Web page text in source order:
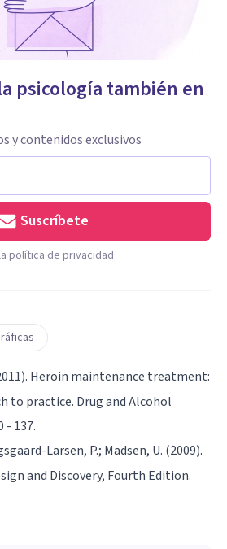
psicología también en
y contenidos exclusivos
Suscríbete
política de privacidad
Heroin maintenance treatment:
to practice. Drug and Alcohol
- 137.
Larsen, P.; Madsen, U. (2009).
and Discovery, Fourth Edition.